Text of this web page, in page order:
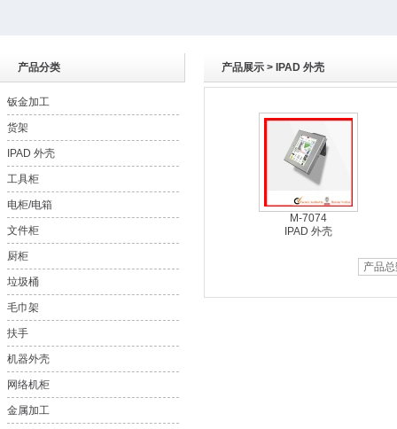
产品分类
钣金加工
- metal fabrication
- metal fabrication (OEM)
货架
IPAD 外壳
工具柜
电柜/电箱
文件柜
厨柜
垃圾桶
毛巾架
扶手
机器外壳
网络机柜
- 147
金属加工
产品展示 > IPAD 外壳
M-7074
IPAD 外壳
产品